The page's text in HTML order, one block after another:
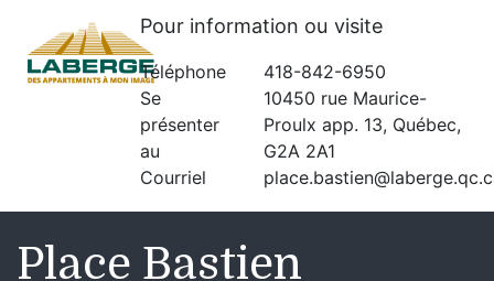
Pour information ou visite
Téléphone
418-842-6950
Se
présenter
au
10450 rue Maurice-
Proulx app. 13, Québec,
G2A 2A1
Courriel
Place Bastien